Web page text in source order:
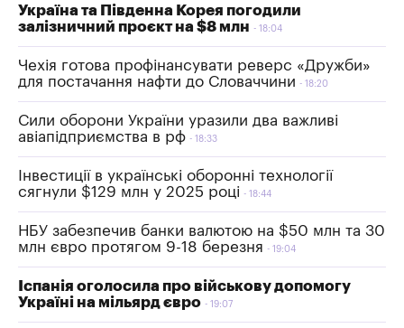
Україна та Південна Корея погодили
залізничний проєкт на $8 млн
18:04
Чехія готова профінансувати реверс «Дружби»
для постачання нафти до Словаччини
18:20
Сили оборони України уразили два важливі
авіапідприємства в рф
18:33
Інвестиції в українські оборонні технології
сягнули $129 млн у 2025 році
18:44
НБУ забезпечив банки валютою на $50 млн та 30
млн євро протягом 9-18 березня
19:04
Іспанія оголосила про військову допомогу
Україні на мільярд євро
19:07